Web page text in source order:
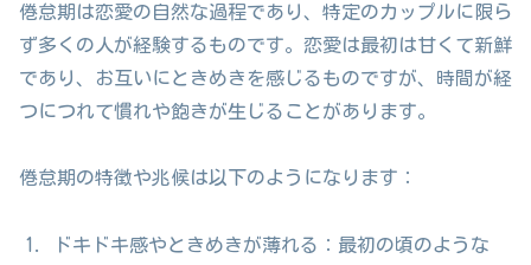
倦怠期は恋愛の自然な過程であり、特定のカップルに限ら
ず多くの人が経験するものです。恋愛は最初は甘くて新鮮
であり、お互いにときめきを感じるものですが、時間が経
つにつれて慣れや飽きが生じることがあります。
倦怠期の特徴や兆候は以下のようになります：
ドキドキ感やときめきが薄れる：最初の頃のような